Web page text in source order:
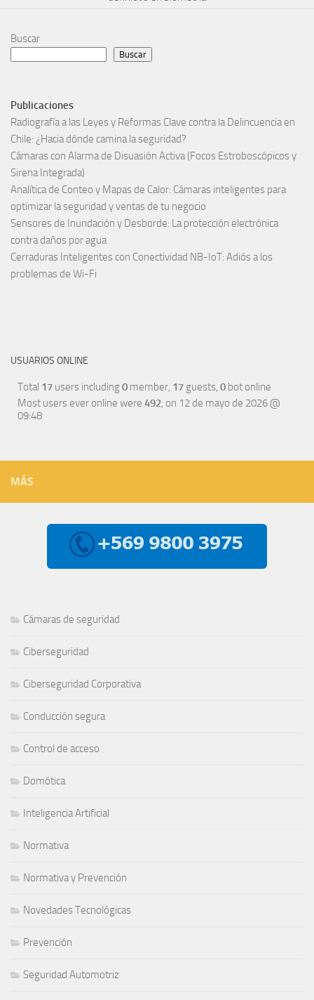
Buscar
Buscar
Publicaciones
Radiografía a las Leyes y Reformas Clave contra la Delincuencia en
Chile: ¿Hacia dónde camina la seguridad?
Cámaras con Alarma de Disuasión Activa (Focos Estroboscópicos y
Sirena Integrada)
Analítica de Conteo y Mapas de Calor: Cámaras inteligentes para
optimizar la seguridad y ventas de tu negocio
Sensores de Inundación y Desborde: La protección electrónica
contra daños por agua
Cerraduras Inteligentes con Conectividad NB-IoT: Adiós a los
problemas de Wi-Fi
USUARIOS ONLINE
Total 17 users including0 member, 17 guests, 0 bot online
Most users ever online were 492, on 12 de mayo de 2026 @
09:48
MÁS
Cámaras de seguridad
Ciberseguridad
Ciberseguridad Corporativa
Conducción segura
Control de acceso
Domótica
Inteligencia Artificial
Normativa
Normativa y Prevención
Novedades Tecnológicas
Prevención
Seguridad Automotriz